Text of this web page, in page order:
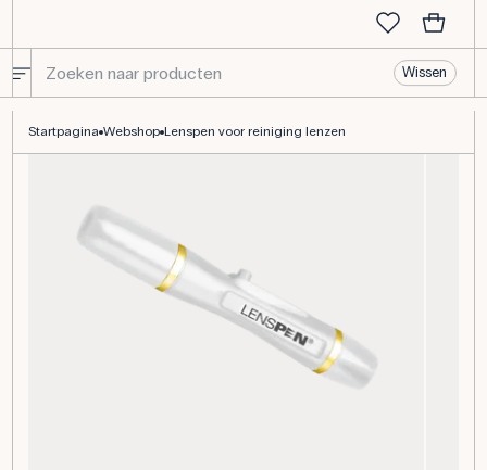
Wissen
Startpagina Webshop Lenspen voor reiniging lenzen